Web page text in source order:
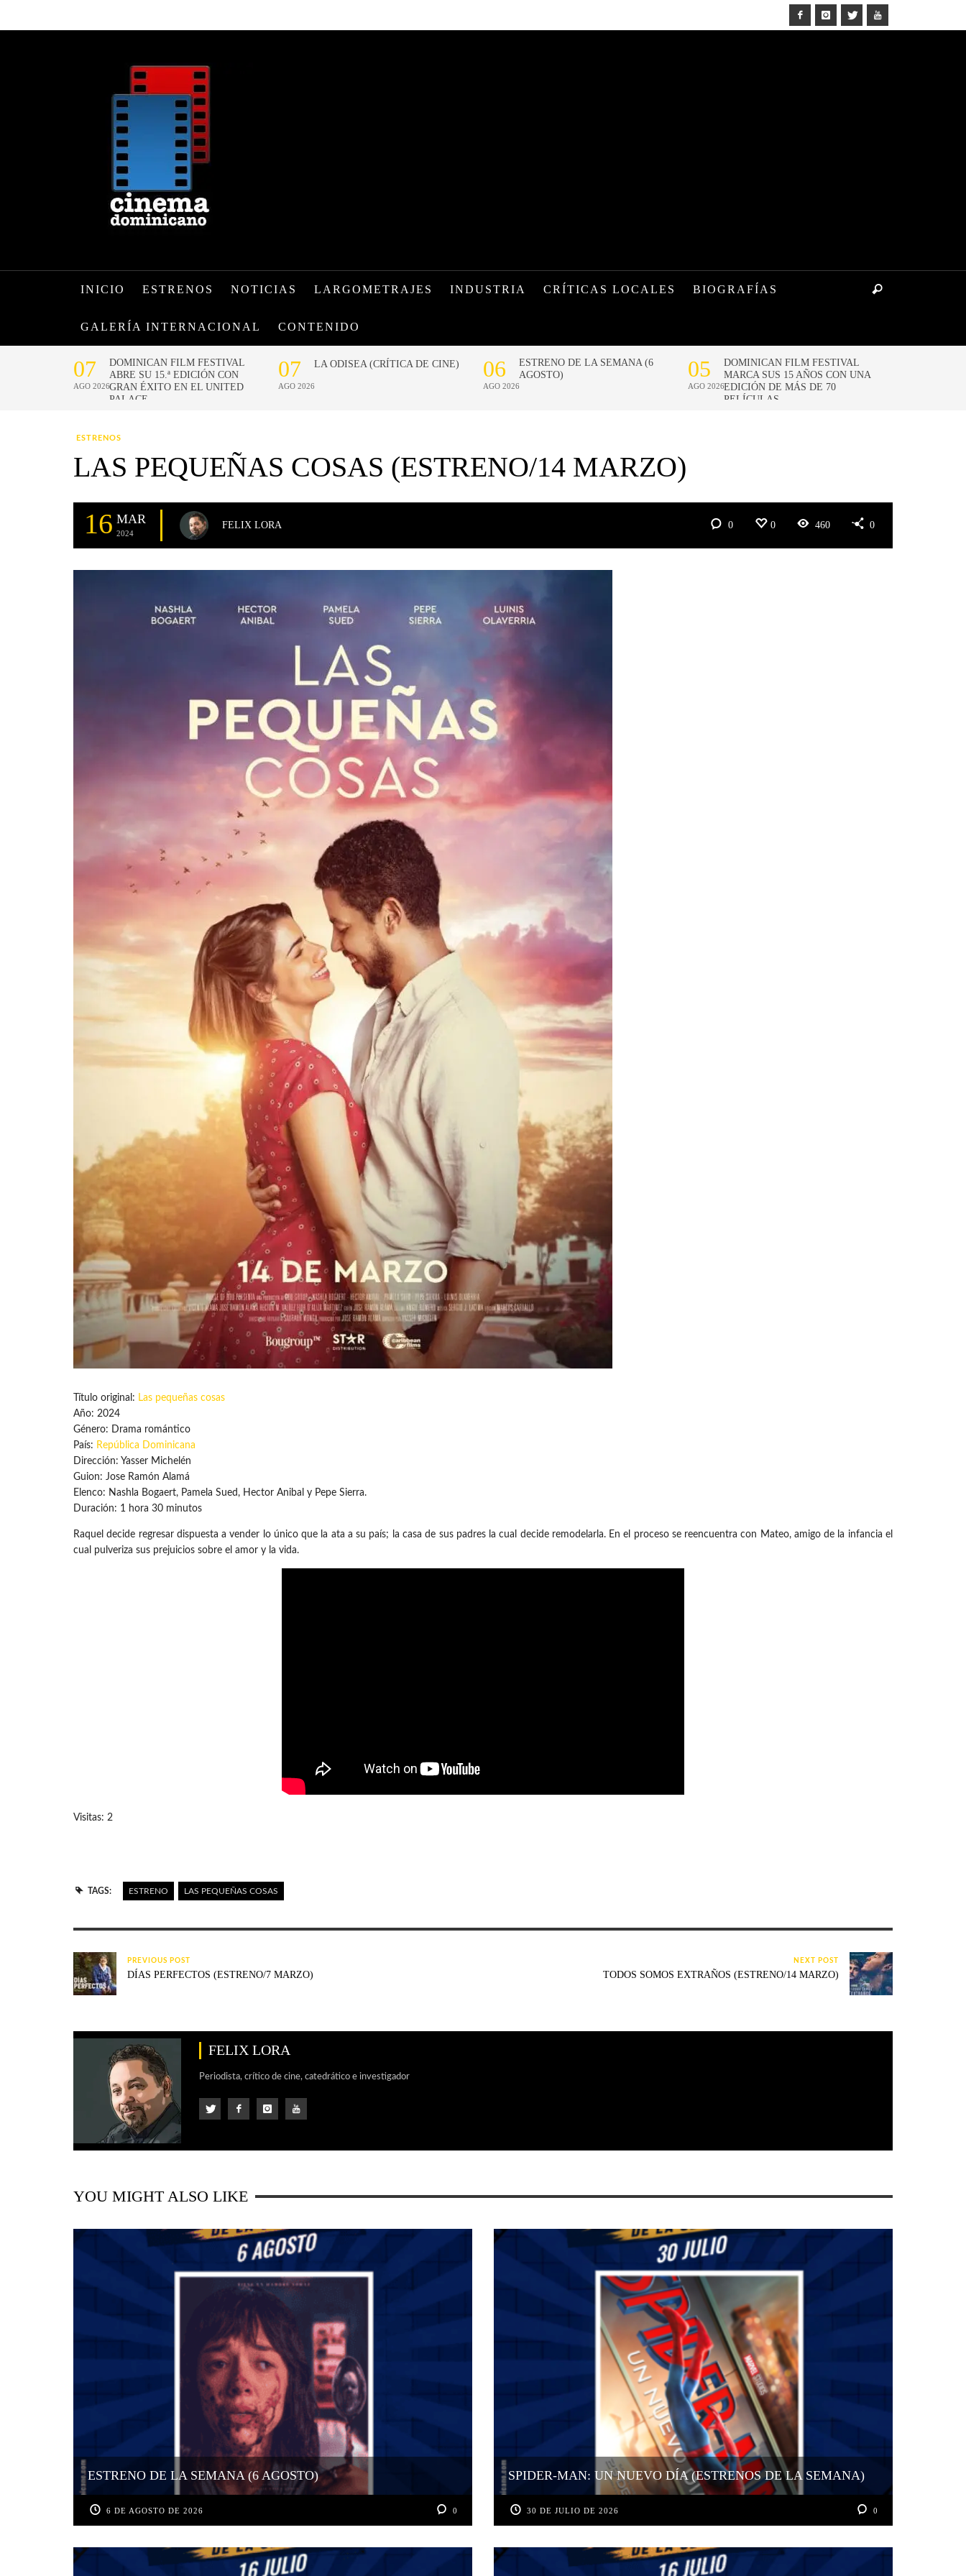
INICIO ESTRENOS NOTICIAS LARGOMETRAJES INDUSTRIA CRÍTICAS LOCALES BIOGRAFÍAS
GALERÍA INTERNACIONAL CONTENIDO
ESTRENOS
LAS PEQUEÑAS COSAS (ESTRENO/14 MARZO)
16 MAR
2024
FELIX LORA 0 0 460 0
Título original: Las pequeñas cosas
Año: 2024
Género: Drama romántico
País: República Dominicana
Dirección: Yasser Michelén
Guion: Jose Ramón Alamá
Elenco: Nashla Bogaert, Pamela Sued, Hector Anibal y Pepe Sierra.
Duración: 1 hora 30 minutos
Raquel decide regresar dispuesta a vender lo único que la ata a su país; la casa de sus padres la cual decide remodelarla. En el proceso se reencuentra con Mateo, amigo de la infancia el
cual pulveriza sus prejuicios sobre el amor y la vida.
Visitas: 2
TAGS: ESTRENO LAS PEQUEÑAS COSAS
PREVIOUS POST
DÍAS PERFECTOS (ESTRENO/7 MARZO)
NEXT POST
TODOS SOMOS EXTRAÑOS (ESTRENO/14 MARZO)
FELIX LORA
Periodista, crítico de cine, catedrático e investigador
YOU MIGHT ALSO LIKE
ESTRENO DE LA SEMANA (6 AGOSTO)
6 DE AGOSTO DE 2026 0
SPIDER-MAN: UN NUEVO DÍA (ESTRENOS DE LA SEMANA)
30 DE JULIO DE 2026 0